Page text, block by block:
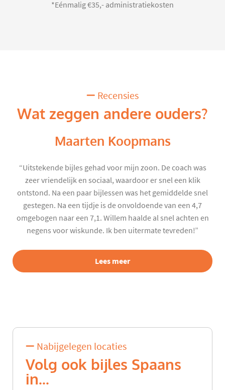
*Eénmalig €35,- administratiekosten
Recensies
Wat zeggen andere ouders?
Maarten Koopmans
“Uitstekende bijles gehad voor mijn zoon. De coach was
zeer vriendelijk en sociaal, waardoor er snel een klik
ontstond. Na een paar bijlessen was het gemiddelde snel
gestegen. Na een tijdje is de onvoldoende van een 4,7
omgebogen naar een 7,1. Willem haalde al snel achten en
negens voor wiskunde. Ik ben uitermate tevreden!”
Lees meer
Nabijgelegen locaties
Volg ook bijles Spaans
in...